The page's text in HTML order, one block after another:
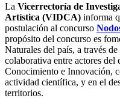
La Vicerrectoría de
Artística (VIDCA) informa
postulación al concurso
propósito del concurso es
Naturales del país, a través
colaborativa entre actores del
Conocimiento e Innovación,
actividad científica, y en el
territorios.